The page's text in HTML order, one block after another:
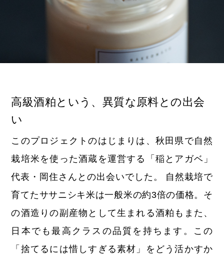
高級酒粕という、異質な原料との出会
い
このプロジェクトのはじまりは、秋田県で自然
栽培米を使った酒蔵を運営する「稲とアガベ」
代表・岡住さんとの出会いでした。 自然栽培で
育てたササニシキ米は一般米の約3倍の価格。そ
の酒造りの副産物として生まれる酒粕もまた、
日本でも最高クラスの品質を持ちます。この
「捨てるには惜しすぎる素材」をどう活かすか